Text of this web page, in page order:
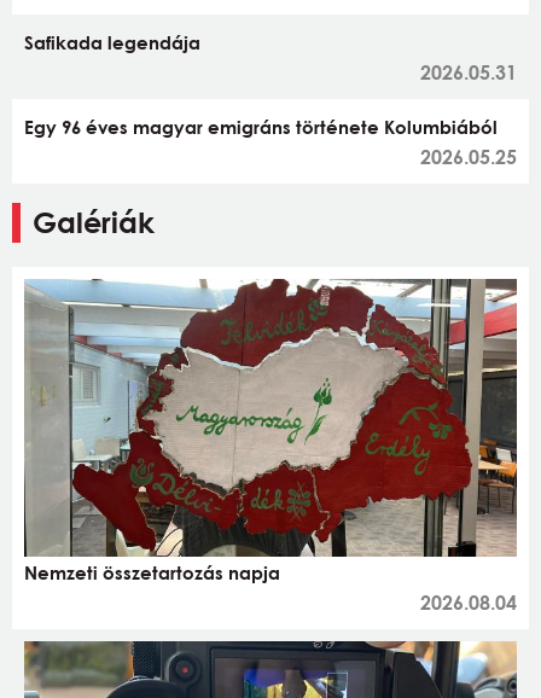
Safikada legendája
2026.05.31
Egy 96 éves magyar emigráns története Kolumbiából
2026.05.25
Galériák
Nemzeti összetartozás napja
2026.08.04